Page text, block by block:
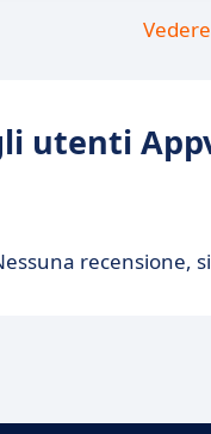
utenti
recensione,